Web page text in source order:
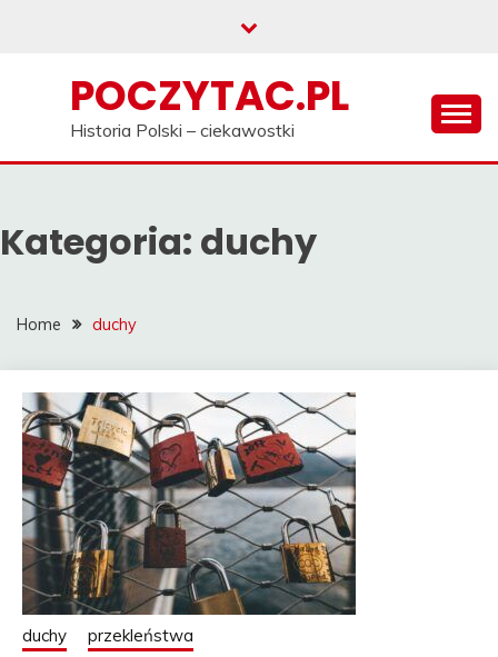
POCZYTAC.PL
Historia Polski – ciekawostki
Kategoria: duchy
Home duchy
duchy przekleństwa